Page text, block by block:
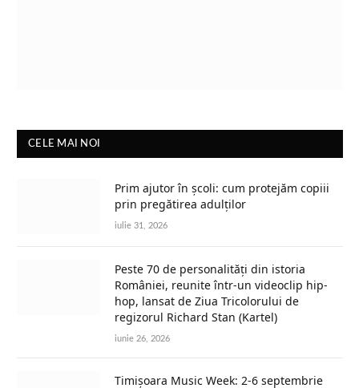
CELE MAI NOI
Prim ajutor în școli: cum protejăm copiii
prin pregătirea adulților
iulie 31, 2026
Peste 70 de personalități din istoria
României, reunite într-un videoclip hip-
hop, lansat de Ziua Tricolorului de
regizorul Richard Stan (Kartel)
iunie 26, 2026
Timișoara Music Week: 2-6 septembrie